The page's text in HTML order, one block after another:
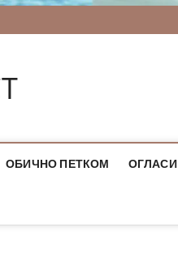
ОБИЧНО ПЕТКОМ ОГЛАСИ